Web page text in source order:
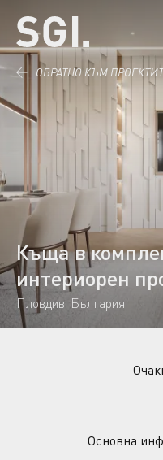
ОБРАТНО КЪМ
Къща в
интериорен
Пловдив, България
Основна